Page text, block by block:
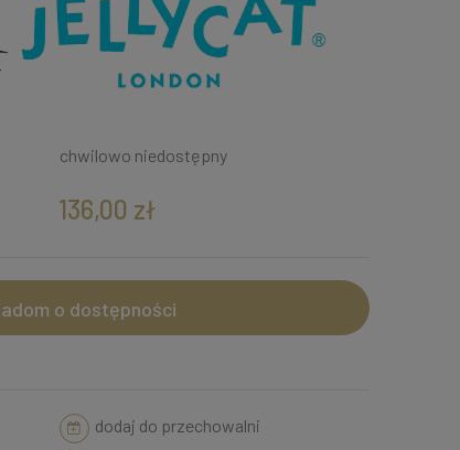
chwilowo niedostępny
136,00 zł
o dostępności
dodaj do przechowalni